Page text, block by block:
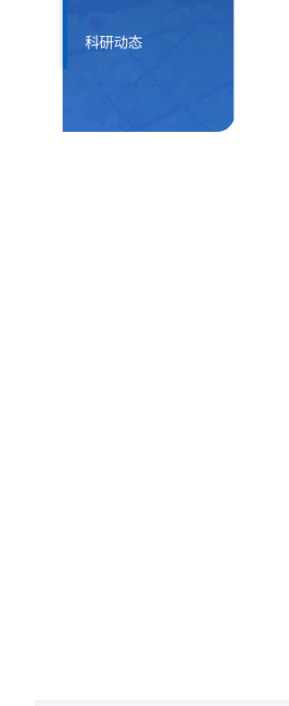
科研动态